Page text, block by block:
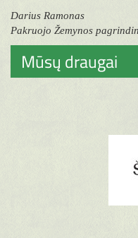
Darius Ramonas
Pakruojo Žemynos
Mūsų draugai